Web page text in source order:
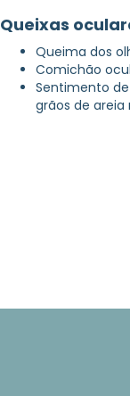
Queixas
Queima dos
Comichão
Sentimento
grãos de